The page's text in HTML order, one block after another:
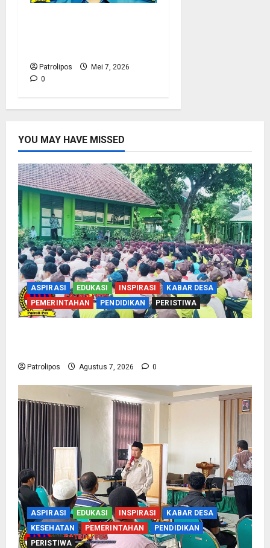
Patrolipos
Mei 7, 2026
0
YOU MAY HAVE MISSED
ASPIRASI EDUKASI INSPIRASI
KABAR DESA
PEMERINTAHAN
PENDIDIKAN PERISTIWA
Patrolipos Agustus 7, 2026 0
ASPIRASI EDUKASI INSPIRASI
KABAR DESA
KESEHATAN
PEMERINTAHAN
PENDIDIKAN
PERISTIWA